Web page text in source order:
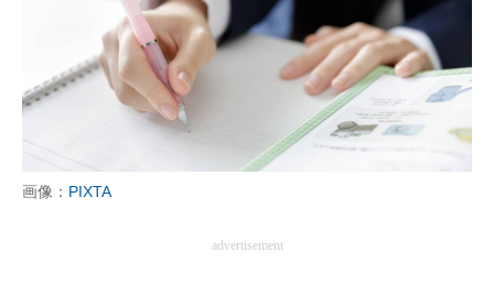
画像： PIXTA
advertisement